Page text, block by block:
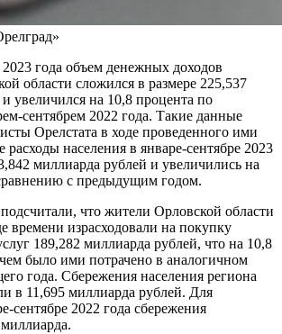
2023 года объем денежных доходов
области сложился в размере 225,537
увеличился на 10,8 процента по
сентябрем 2022 года. Такие данные
Орелстата в ходе проведенного ими
населения в январе-сентябре 2023
миллиарда рублей и увеличились на
с предыдущим годом.
что жители Орловской области
времени израсходовали на покупку
189,282 миллиарда рублей, что на 10,8
было ими потрачено в аналогичном
года. Сбережения населения региона
в 11,695 миллиарда рублей. Для
сентябре 2022 года сбережения